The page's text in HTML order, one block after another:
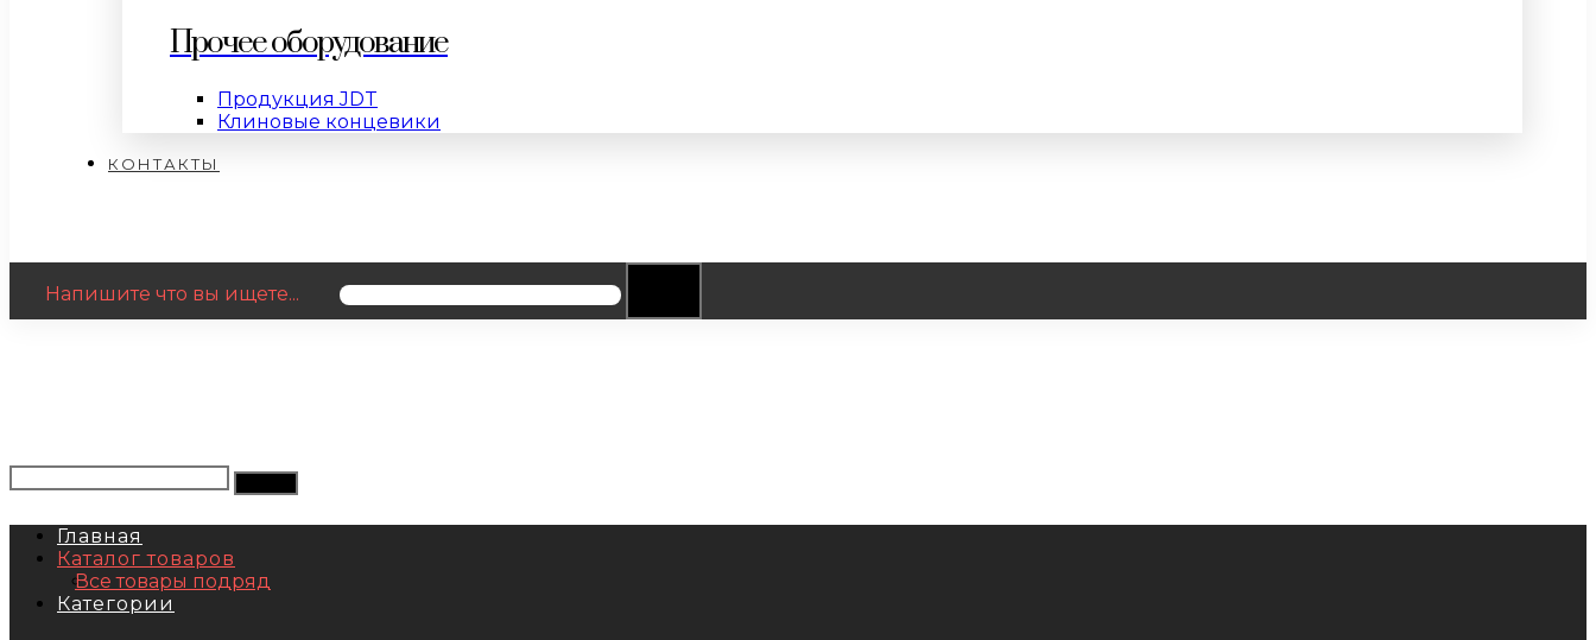
Прочее оборудование
Продукция JDT
Клиновые концевики
КОНТАКТЫ
Напишите что вы ищете...
Главная
Каталог товаров
Все товары подряд
Категории